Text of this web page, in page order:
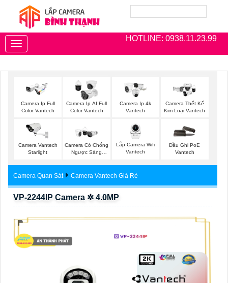
HOTLINE: 0938.11.23.99
Toggle
navigation
Camera Ip Full
Color Vantech
Camera Ip AI Full
Color Vantech
Camera Ip 4k
Vantech
Camera Thết Kế
Kim Loại Vantech
Camera Vantech
Starlight
Camera Có Chống
Ngược Sáng
Lắp Camera Wifi
Vantech
Đầu Ghi PoE
Vantech
Camera Quan Sát Camera Vantech Giá Rẻ
VP-2244IP Camera ✲ 4.0MP